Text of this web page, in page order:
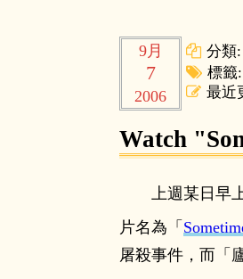
9月
7
2006
分類:
標籤:
最近
Watch
上週某日早
片名為「
屠殺事件，而「